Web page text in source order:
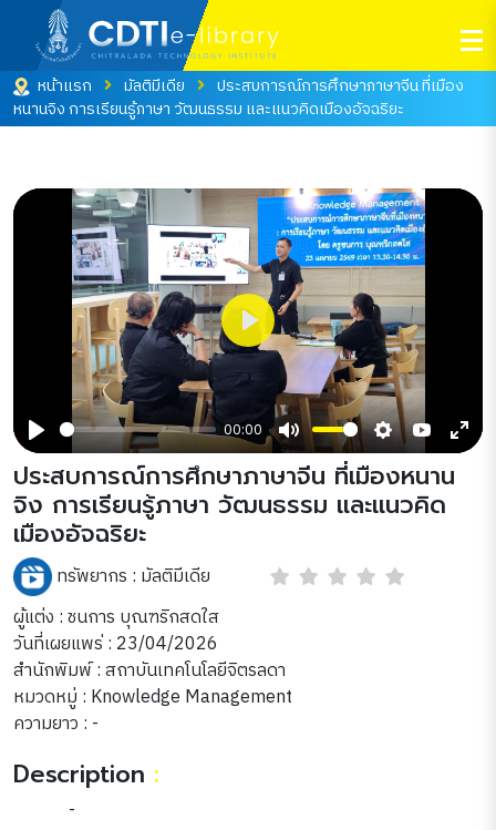
หน้าแรก มัลติมีเดีย
ประสบการณ์การศึกษาภาษาจีน ที่เมือง
หนานจิง การเรียนรู้ภาษา วัฒนธรรม และแนวคิดเมืองอัจฉริยะ
Play
00:00
Mute SettingsYouTube
Play
ประสบการณ์การศึกษาภาษาจีน ที่เมืองหนาน
จิง การเรียนรู้ภาษา วัฒนธรรม และแนวคิด
เมืองอัจฉริยะ
ทรัพยากร : มัลติมีเดีย
ผู้แต่ง : ชนการ บุณฑริกสดใส
วันที่เผยแพร่ : 23/04/2026
สำนักพิมพ์ : สถาบันเทคโนโลยีจิตรลดา
หมวดหมู่ : Knowledge Management
ความยาว : -
Description :
-